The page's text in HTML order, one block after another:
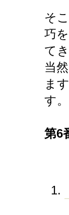
そ
巧
て
当
ま
す。
第6